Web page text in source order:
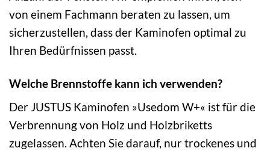
von einem Fachmann beraten zu lassen, um
sicherzustellen, dass der Kaminofen optimal zu
Ihren Bedürfnissen passt.
Welche Brennstoffe kann ich verwenden?
Der JUSTUS Kaminofen »Usedom W+« ist für die
Verbrennung von Holz und Holzbriketts
zugelassen. Achten Sie darauf, nur trockenes und